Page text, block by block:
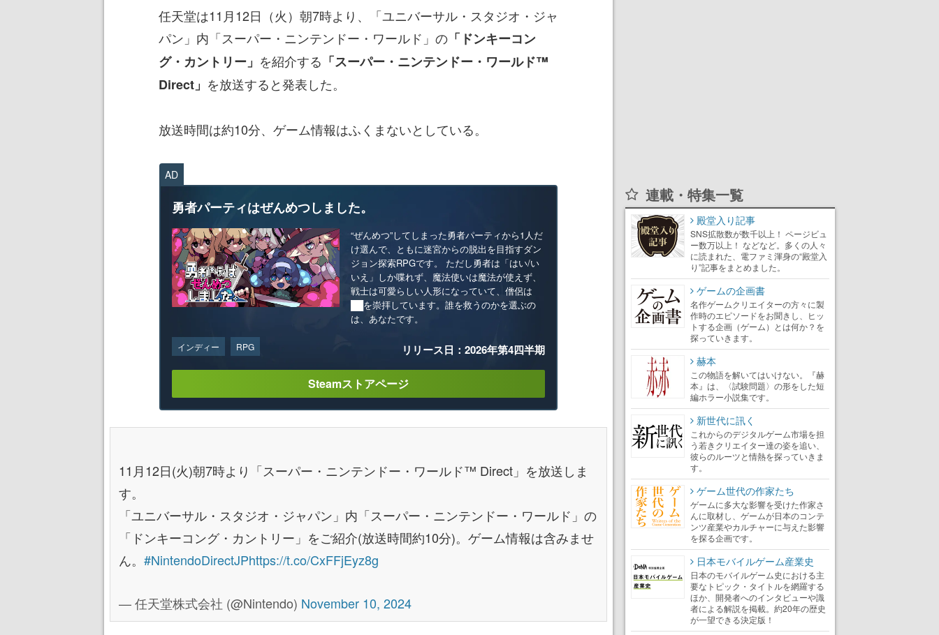
任天堂は11月12日（火）朝7時より、「ユニバーサル・スタジオ・ジャ
パン」内「スーパー・ニンテンドー・ワールド」の 「ドンキーコン
グ・カントリー」 を紹介する 「スーパー・ニンテンドー・ワールド™
Direct」 を放送すると発表した。
放送時間は約10分、ゲーム情報はふくまないとしている。
AD
勇者パーティはぜんめつしました。
“ぜんめつ”してしまった勇者パーティから1人だ
け選んで、ともに迷宮からの脱出を目指すダン
ジョン探索RPGです。 ただし勇者は「はい/い
いえ」しか喋れず、魔法使いは魔法が使えず、
戦士は可愛らしい人形になっていて、僧侶は
██を崇拝しています。誰を救うのかを選ぶの
は、あなたです。
インディー RPG リリース日：2026年第4四半期
Steamストアページ
11月12日(火)朝7時より「スーパー・ニンテンドー・ワールド™ Direct」を放送しま
す。
「ユニバーサル・スタジオ・ジャパン」内「スーパー・ニンテンドー・ワールド」の
「ドンキーコング・カントリー」をご紹介(放送時間約10分)。ゲーム情報は含みませ
ん。 #NintendoDirectJPhttps://t.co/CxFFjEyz8g
— 任天堂株式会社 (@Nintendo) November 10, 2024
連載・特集一覧
殿堂入り記事
SNS拡散数が数千以上！ ページビュ
ー数万以上！ などなど。多くの人々
に読まれた、電ファミ渾身の“殿堂入
り”記事をまとめました。
ゲームの企画書
名作ゲームクリエイターの方々に製
作時のエピソードをお聞きし、ヒッ
トする企画（ゲーム）とは何か？を
探っていきます。
赫本
この物語を解いてはいけない。『赫
本』は、〈試験問題〉の形をした短
編ホラー小説集です。
新世代に訊く
これからのデジタルゲーム市場を担
う若きクリエイター達の姿を追い、
彼らのルーツと情熱を探っていきま
す。
ゲーム世代の作家たち
ゲームに多大な影響を受けた作家さ
んに取材し、ゲームが日本のコンテ
ンツ産業やカルチャーに与えた影響
を探る企画です。
日本モバイルゲーム産業史
日本のモバイルゲーム史における主
要なトピック・タイトルを網羅する
ほか、開発者へのインタビューや識
者による解説を掲載。約20年の歴史
が一望できる決定版！